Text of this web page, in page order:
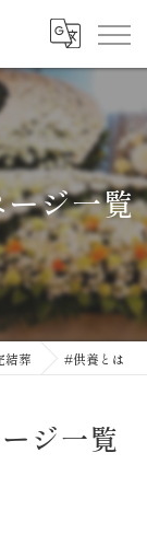
ジ一覧
結葬 #供養とは
ジ一覧